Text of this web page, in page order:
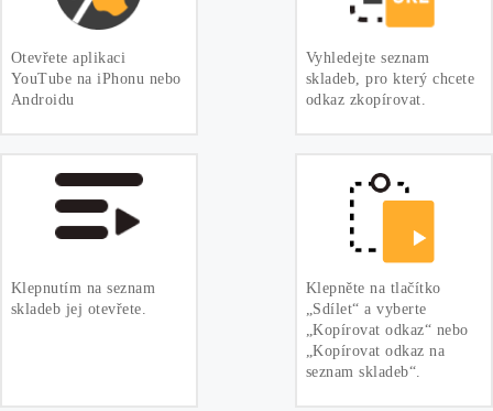
Otevřete aplikaci
YouTube na iPhonu nebo
Androidu
Vyhledejte seznam
skladeb, pro který chcete
odkaz zkopírovat.
Klepnutím na seznam
skladeb jej otevřete.
Klepněte na tlačítko
„Sdílet“ a vyberte
„Kopírovat odkaz“ nebo
„Kopírovat odkaz na
seznam skladeb“.